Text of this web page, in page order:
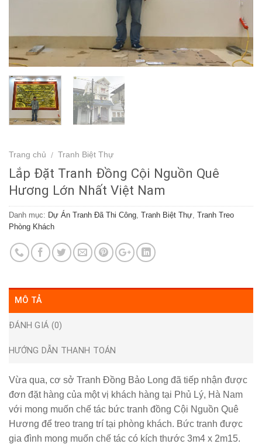
Trang chủ / Tranh Biệt Thự
Lắp Đặt Tranh Đồng Cội Nguồn Quê
Hương Lớn Nhất Việt Nam
Danh mục: Dự Án Tranh Đã Thi Công Tranh Biệt Thự Tranh Treo
Phòng Khách
MÔ TẢ
ĐÁNH GIÁ (0)
HƯỚNG DẪN THANH TOÁN
Vừa qua, cơ sở Tranh Đồng Bảo Long đã tiếp nhận được
đơn đặt hàng của một vị khách hàng tại Phủ Lý, Hà Nam
với mong muốn chế tác bức tranh đồng Cội Nguồn Quê
Hương để treo trang trí tại phòng khách. Bức tranh được
gia đình mong muốn chế tác có kích thước 3m4 x 2m15.